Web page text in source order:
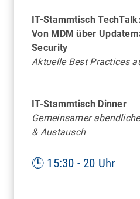
IT-Stammtisch TechTalk:
Von MDM über
Security
Aktuelle Best Practices
IT-Stammtisch Dinner
Gemeinsamer
& Austausch
🕒 15:30 - 20 Uhr
Einblick in die 83.000 m²